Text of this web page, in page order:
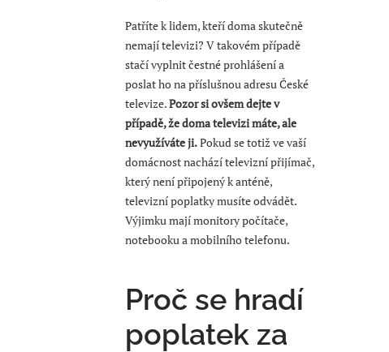
Patříte k lidem, kteří doma skutečně
nemají televizi? V takovém případě
stačí vyplnit čestné prohlášení a
poslat ho na příslušnou adresu České
televize.Pozor si ovšem dejte v
případě, že doma televizi máte, ale
nevyužíváte ji.Pokud se totiž ve vaší
domácnost nachází televizní přijímač,
který není připojený k anténě,
televizní poplatky musíte odvádět.
Výjimku mají monitory počítače,
notebooku a mobilního telefonu.
Proč se hradí
poplatek za